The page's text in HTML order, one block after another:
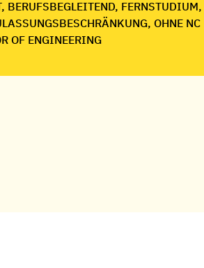
BERUFSBEGLEITEND,
OHNE NC
OF ENGINEERING